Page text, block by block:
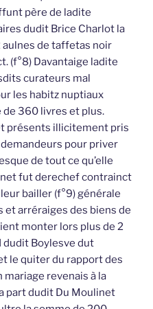
père de ladite
dudit Brice Charlot la
aulnes de taffetas noir
(f°8) Davantaige ladite
curateurs mal
les habitz nuptiaux
de 360 livres et plus.
présents illicitement pris
pour priver
de tout ce qu’elle
fut derechef contrainct
bailler (f°9) générale
arréraiges des biens de
monter lors plus de 2
dudit Boylesve dut
le quiter du rapport des
mariage revenais à la
part dudit Du Moulinet